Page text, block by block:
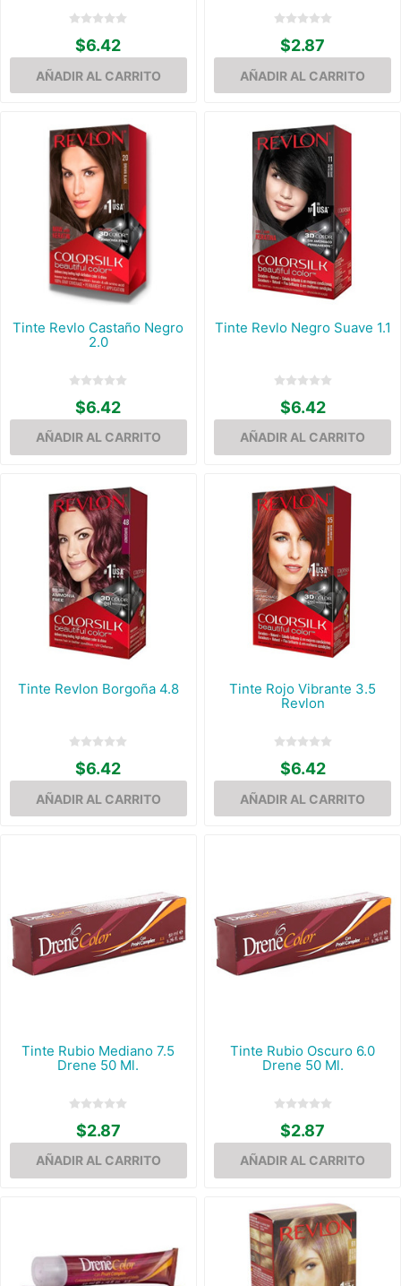
$6.42 $2.87
Tinte Revlo Castaño Negro
2.0
$6.42
Tinte Revlo Negro Suave 1.1
$6.42
Tinte Revlon Borgoña 4.8
$6.42
Tinte Rojo Vibrante 3.5
Revlon
$6.42
Tinte Rubio Mediano 7.5
Drene 50 Ml.
$2.87
Tinte Rubio Oscuro 6.0
Drene 50 Ml.
$2.87